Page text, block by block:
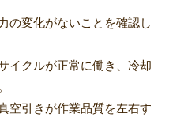
の変化がないことを確認し
イクルが正常に働き、冷却
空引きが作業品質を左右す